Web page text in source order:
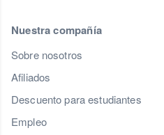
Nuestra compañía
Sobre nosotros
Afiliados
Descuento para estudiantes
Empleo